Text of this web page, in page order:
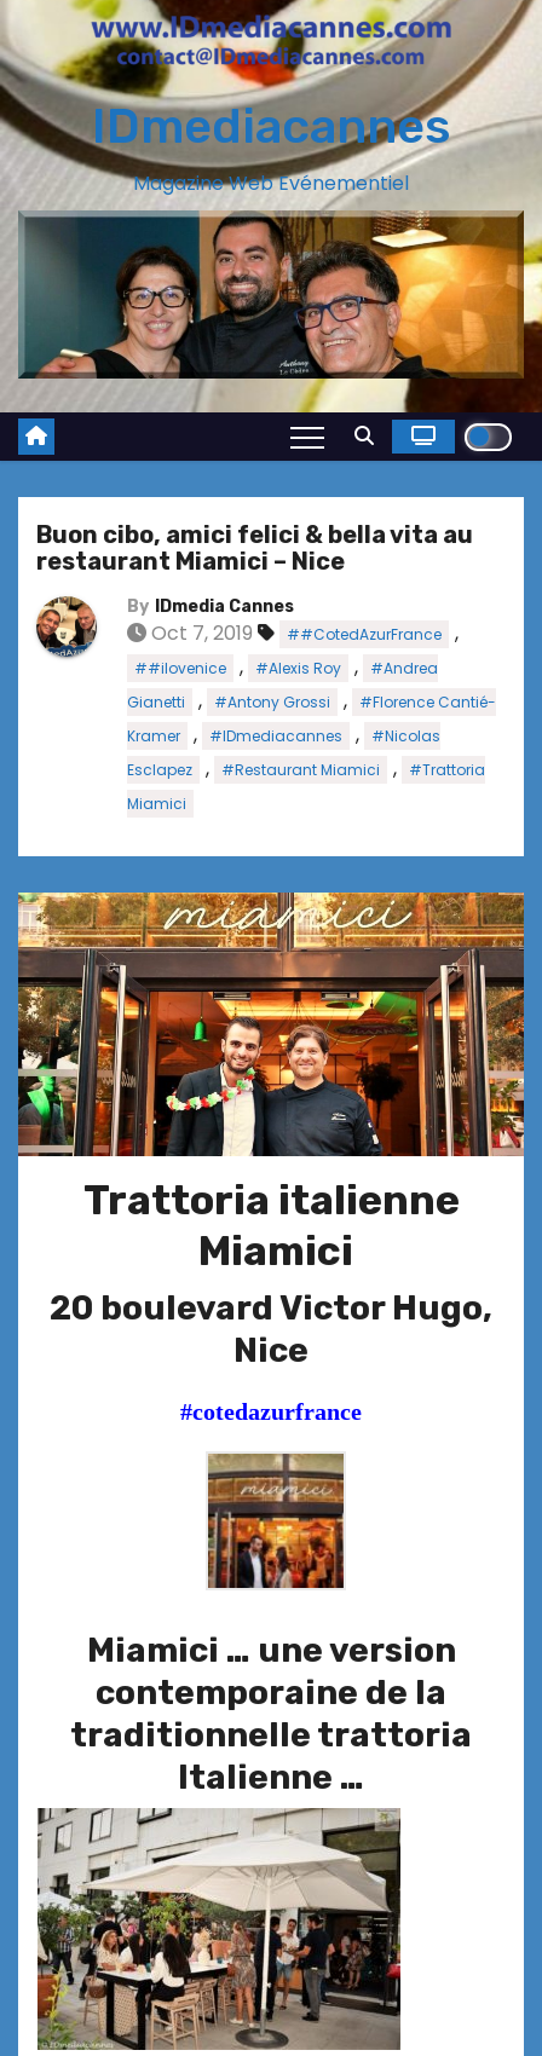
IDmediacannes
Magazine Web Evénementiel
Buon cibo, amici felici & bella vita au
restaurant Miamici – Nice
By IDmedia Cannes
Oct 7, 2019 ##CotedAzurFrance ,
##ilovenice , #Alexis Roy ,
#Andrea
Gianetti
, #Antony Grossi ,
#Florence Cantié-
Kramer
, #IDmediacannes ,
#Nicolas
Esclapez
, #Restaurant Miamici ,
#Trattoria
Miamici
Trattoria italienne
Miamici
20 boulevard Victor Hugo,
Nice
#cotedazurfrance
Miamici … une version
contemporaine de la
traditionnelle trattoria
Italienne …